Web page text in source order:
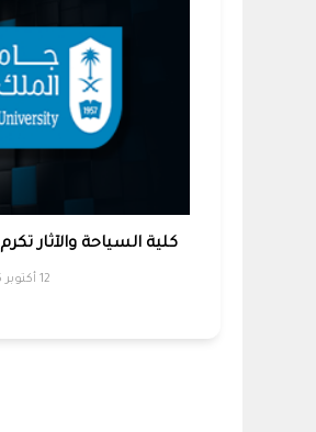
كلية السياحة والآثار
12 أكتوبر 2025